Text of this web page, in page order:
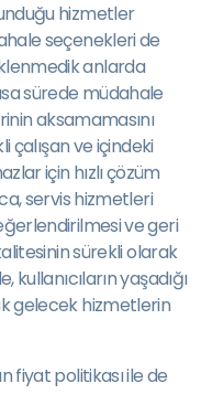
hizmetler
seçenekleri de
anlarda
sürede müdahale
aksamamasını
çalışan ve içindeki
için hızlı çözüm
servis hizmetleri
ve geri
sürekli olarak
kullanıcıların yaşadığı
gelecek hizmetlerin
fiyat politikası ile de